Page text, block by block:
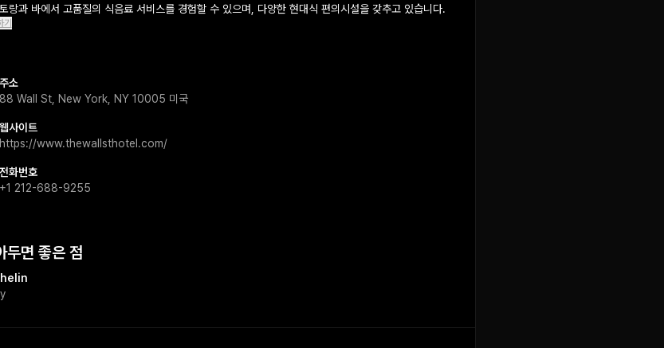
랑과 바에서 고품질의 식음료 서비스를 경험할 수 있으며, 다양한 현대식 편의시설을 갖추고 있습니다.
기
주소
88 Wall St, New York, NY 10005 미국
웹사이트
https://www.thewallsthotel.com/
전화번호
+1 212-688-9255
두면 좋은 점